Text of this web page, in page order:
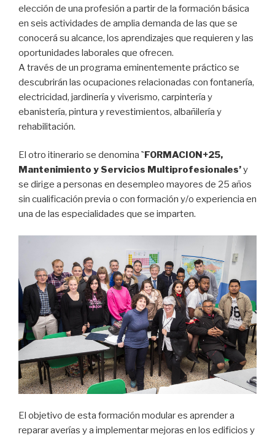
elección de una profesión a partir de la formación básica
en seis actividades de amplia demanda de las que se
conocerá su alcance, los aprendizajes que requieren y las
oportunidades laborales que ofrecen.
A través de un programa eminentemente práctico se
descubrirán las ocupaciones relacionadas con fontanería,
electricidad, jardinería y viverismo, carpintería y
ebanistería, pintura y revestimientos, albañilería y
rehabilitación.
El otro itinerario se denomina `FORMACION+25,
Mantenimiento y Servicios Multiprofesionales’y
se dirige a personas en desempleo mayores de 25 años
sin cualificación previa o con formación y/o experiencia en
una de las especialidades que se imparten.
El objetivo de esta formación modular es aprender a
reparar averías y a implementar mejoras en los edificios y